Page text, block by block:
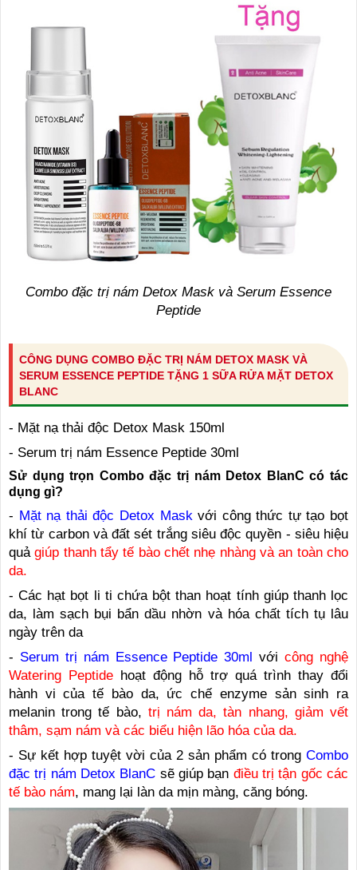
Combo đặc trị nám Detox Mask và Serum Essence
Peptide
CÔNG DỤNG COMBO ĐẶC TRỊ NÁM DETOX MASK VÀ
SERUM ESSENCE PEPTIDE TẶNG 1 SỮA RỬA MẶT DETOX
BLANC
- Mặt nạ thải độc Detox Mask 150ml
- Serum trị nám Essence Peptide 30ml
Sử dụng trọn Combo đặc trị nám Detox BlanC có tác
dụng gì?
- Mặt nạ thải độc Detox Maskvới công thức tự tạo bọt
khí từ carbon và đất sét trắng siêu độc quyền - siêu hiệu
quảgiúp thanh tẩy tế bào chết nhẹ nhàng và an toàn cho
da.
- Các hạt bọt li ti chứa bột than hoạt tính giúp thanh lọc
da, làm sạch bụi bẩn dầu nhờn và hóa chất tích tụ lâu
ngày trên da
- Serum trị nám Essence Peptide 30mlvớicông nghệ
Watering Peptide hoạt động hỗ trợ quá trình thay đổi
hành vi của tế bào da, ức chế enzyme sản sinh ra
melanin trong tế bào, trị nám da, tàn nhang, giảm vết
thâm, sạm nám và các biểu hiện lão hóa của da.
- Sự kết hợp tuyệt vời của 2 sản phẩm có trong Combo
đặc trị nám Detox BlanC sẽ giúp bạn điều trị tận gốc các
tế bào nám, mang lại làn da mịn màng, căng bóng.